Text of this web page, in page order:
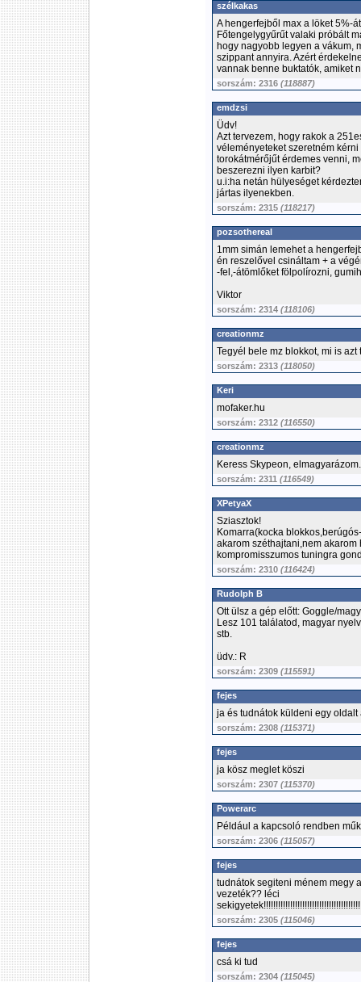
szélkakas
A hengerfejből max a löket 5%-
Főtengelygyűrűt valaki próbált
hogy nagyobb legyen a vákum,
szippant annyira. Azért
vannak benne buktatók, amiket
sorszám: 2316 (118887)
emdzsi
Üdv!
Azt tervezem, hogy rakok a
véleményeteket szeretném
torokátmérőjűt érdemes venni,
beszerezni ilyen karbit?
u.i:ha netán hülyeséget
jártas ilyenekben.
sorszám: 2315 (118217)
pozsothereal
1mm simán lemehet a
én reszelővel csináltam + a
-fel,-átömlőket fölpolírozni,
Viktor
sorszám: 2314 (118106)
creationmz
Tegyél bele mz blokkot, mi is
sorszám: 2313 (118050)
Keri
mofaker.hu
sorszám: 2312 (116550)
creationmz
Keress Skypeon,
sorszám: 2311 (116549)
XPetyaX
Sziasztok!
Komarra(kocka
akarom széthajtani,nem
kompromisszumos tuningra
sorszám: 2310 (116424)
Rudolph B
Ott ülsz a gép előtt: Goggle/
Lesz 101 találatod, magyar
stb.
üdv.: R
sorszám: 2309 (115591)
fejes
ja és tudnátok küldeni egy
sorszám: 2308 (115371)
fejes
ja kösz meglet köszi
sorszám: 2307 (115370)
Powerarc
Például a kapcsoló rendben
sorszám: 2306 (115057)
fejes
tudnátok segiteni ménem megy
vezeték?? léci
sorszám: 2305 (115046)
fejes
csá ki tud
sorszám: 2304 (115045)